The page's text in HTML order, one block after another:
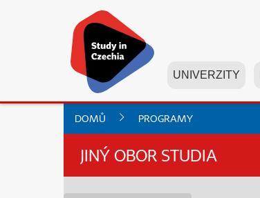
UNIVERZITY
DOMŮ PROGRAMY
JINÝ OBOR STUDIA